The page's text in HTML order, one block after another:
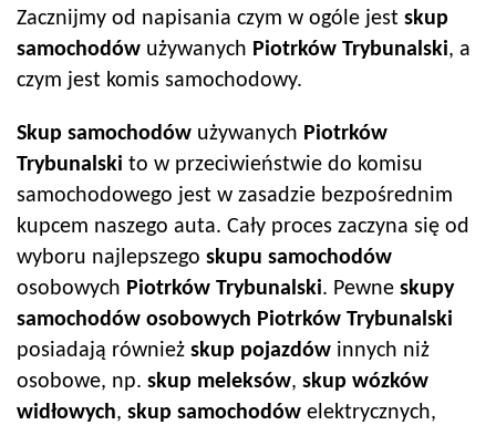
Zacznijmy od napisania czym w ogóle jest skup
samochodów używanych Piotrków Trybunalski, a
czym jest komis samochodowy.
Skup samochodów używanych Piotrków
Trybunalski to w przeciwieństwie do komisu
samochodowego jest w zasadzie bezpośrednim
kupcem naszego auta. Cały proces zaczyna się od
wyboru najlepszego skupu samochodów
osobowych Piotrków Trybunalski. Pewne skupy
samochodów osobowych Piotrków Trybunalski
posiadają również skup pojazdów innych niż
osobowe, np. skup meleksów, skup wózków
widłowych, skup samochodów elektrycznych,